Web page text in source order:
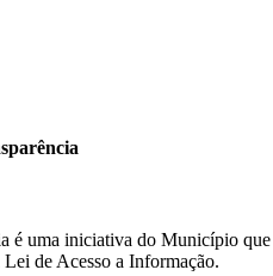
é uma iniciativa do Município
de Acesso a Informação.